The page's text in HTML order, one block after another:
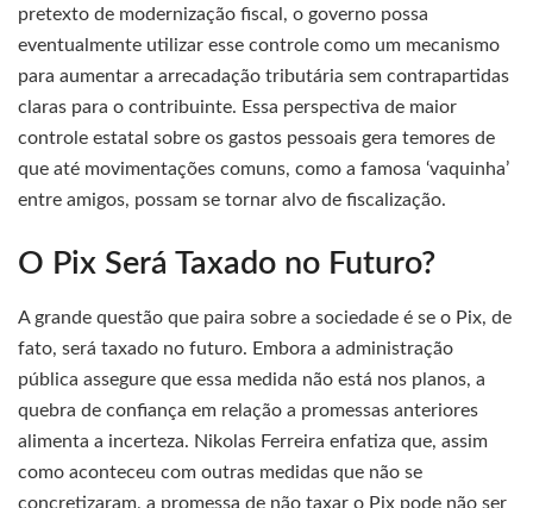
pretexto de modernização fiscal, o governo possa
eventualmente utilizar esse controle como um mecanismo
para aumentar a arrecadação tributária sem contrapartidas
claras para o contribuinte. Essa perspectiva de maior
controle estatal sobre os gastos pessoais gera temores de
que até movimentações comuns, como a famosa ‘vaquinha’
entre amigos, possam se tornar alvo de fiscalização.
O Pix Será Taxado no Futuro?
A grande questão que paira sobre a sociedade é se o Pix, de
fato, será taxado no futuro. Embora a administração
pública assegure que essa medida não está nos planos, a
quebra de confiança em relação a promessas anteriores
alimenta a incerteza. Nikolas Ferreira enfatiza que, assim
como aconteceu com outras medidas que não se
concretizaram, a promessa de não taxar o Pix pode não ser